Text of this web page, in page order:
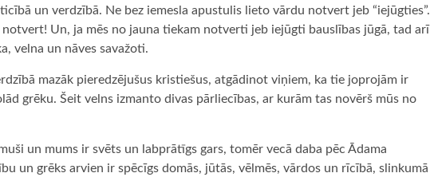
un verdzībā. Ne bez iemesla apustulis lieto vārdu notvert jeb “iejūgties”.
notvert! Un, ja mēs no jauna tiekam notverti jeb iejūgti bauslības jūgā, tad arī
velna un nāves savažoti.
mazāk pieredzējušus kristiešus, atgādinot viņiem, ka tie joprojām ir
grēku. Šeit velns izmanto divas pārliecības, ar kurām tas novērš mūs no
un mums ir svēts un labprātīgs gars, tomēr vecā daba pēc Ādama
un grēks arvien ir spēcīgs domās, jūtās, vēlmēs, vārdos un rīcībā, slinkumā